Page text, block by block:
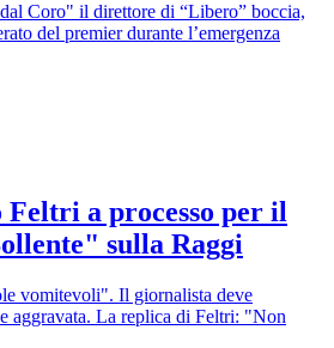
Coro" il direttore di “Libero” boccia,
del premier durante l’emergenza
a processo per il
sulla Raggi
vomitevoli". Il giornalista deve
aggravata. La replica di Feltri: "Non